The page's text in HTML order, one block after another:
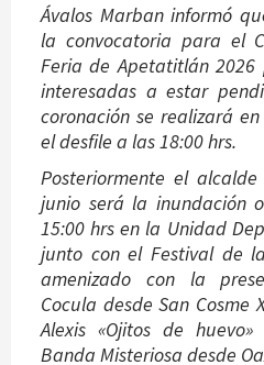
Ávalos Marban informó
la convocatoria para el
Feria de Apetatitlán
interesadas a estar
coronación se realizará
el desfile a las 18:00 hrs.
Posteriormente el
junio será la inundación
15:00 hrs en la Unidad
junto con el Festival de
amenizado con la
Cocula desde San Cosme
Alexis «Ojitos de
Banda Misteriosa desde